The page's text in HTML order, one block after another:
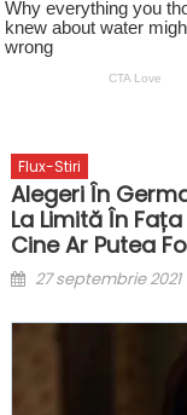
Flux-Stiri
Alegeri În
La Limită În
Cine Ar Putea
Posted
27 septembrie 2021